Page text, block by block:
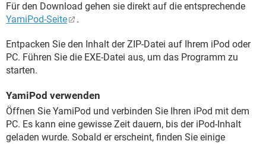
Für den Download gehen sie direkt auf die entsprechende
YamiPod-Seite
.
Entpacken Sie den Inhalt der ZIP-Datei auf Ihrem iPod oder
PC. Führen Sie die EXE-Datei aus, um das Programm zu
starten.
YamiPod verwenden
Öffnen Sie YamiPod und verbinden Sie Ihren iPod mit dem
PC. Es kann eine gewisse Zeit dauern, bis der iPod-Inhalt
geladen wurde. Sobald er erscheint, finden Sie einige